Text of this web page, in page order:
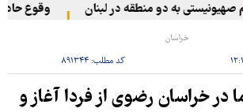
به دو منطقه در لبنان وقوع
خراسان
کد مطلب:۸۹۱۳۴۴
در خراسان رضوی از فردا آغاز و